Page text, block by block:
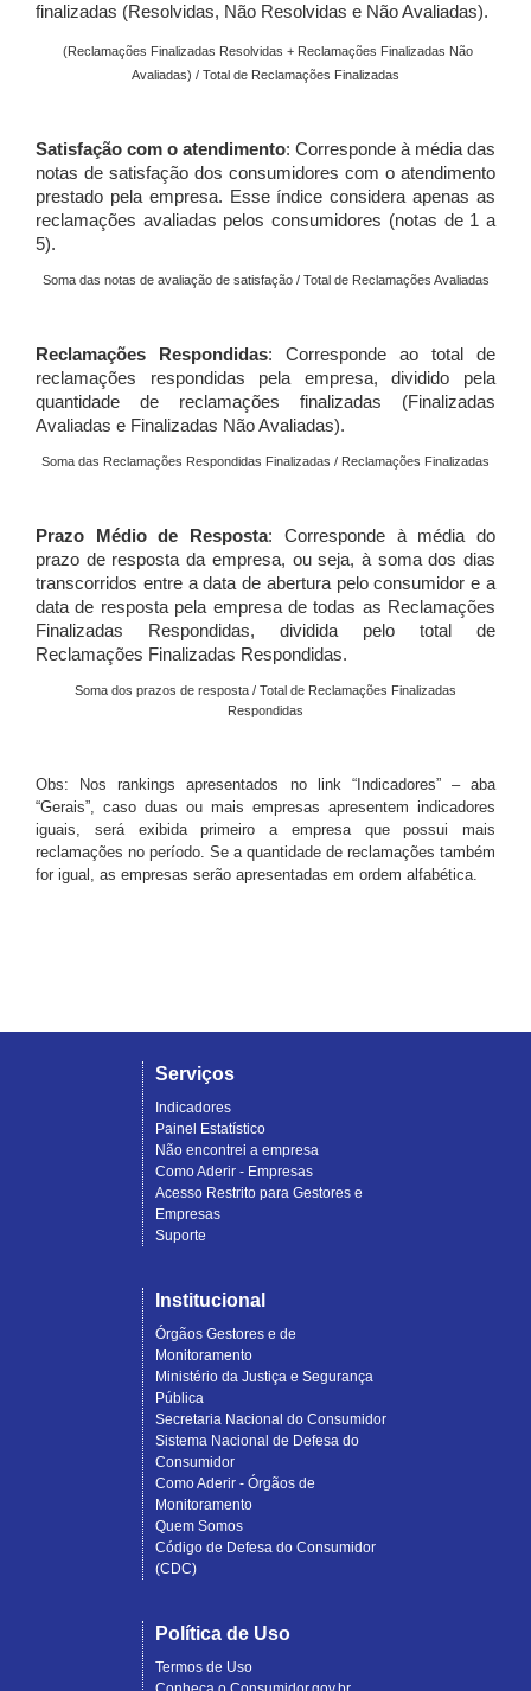
finalizadas (Resolvidas, Não Resolvidas e Não Avaliadas).
(Reclamações Finalizadas Resolvidas + Reclamações Finalizadas Não
Avaliadas) / Total de Reclamações Finalizadas
Satisfação com o atendimento: Corresponde à média das
notas de satisfação dos consumidores com o atendimento
prestado pela empresa. Esse índice considera apenas as
reclamações avaliadas pelos consumidores (notas de 1 a
5).
Soma das notas de avaliação de satisfação / Total de Reclamações Avaliadas
Reclamações Respondidas: Corresponde ao total de
reclamações respondidas pela empresa, dividido pela
quantidade de reclamações finalizadas (Finalizadas
Avaliadas e Finalizadas Não Avaliadas).
Soma das Reclamações Respondidas Finalizadas / Reclamações Finalizadas
Prazo Médio de Resposta: Corresponde à média do
prazo de resposta da empresa, ou seja, à soma dos dias
transcorridos entre a data de abertura pelo consumidor e a
data de resposta pela empresa de todas as Reclamações
Finalizadas Respondidas, dividida pelo total de
Reclamações Finalizadas Respondidas.
Soma dos prazos de resposta / Total de Reclamações Finalizadas
Respondidas
Obs: Nos rankings apresentados no link “Indicadores” – aba
“Gerais”, caso duas ou mais empresas apresentem indicadores
iguais, será exibida primeiro a empresa que possui mais
reclamações no período. Se a quantidade de reclamações também
for igual, as empresas serão apresentadas em ordem alfabética.
Serviços
Indicadores
Painel Estatístico
Não encontrei a empresa
Como Aderir - Empresas
Acesso Restrito para Gestores e
Empresas
Suporte
Institucional
Órgãos Gestores e de
Monitoramento
Ministério da Justiça e Segurança
Pública
Secretaria Nacional do Consumidor
Sistema Nacional de Defesa do
Consumidor
Como Aderir - Órgãos de
Monitoramento
Quem Somos
Código de Defesa do Consumidor
(CDC)
Política de Uso
Termos de Uso